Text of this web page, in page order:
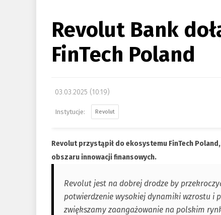
Revolut Bank
FinTech Poland
03.03.2025 (10:19)
Revolut
Revolut przystąpił do ekosystemu FinTech
obszaru innowacji finansowych.
Revolut jest na dobrej drodze by
potwierdzenie wysokiej dynamiki wzrostu i
zwiększamy zaangażowanie na polskim